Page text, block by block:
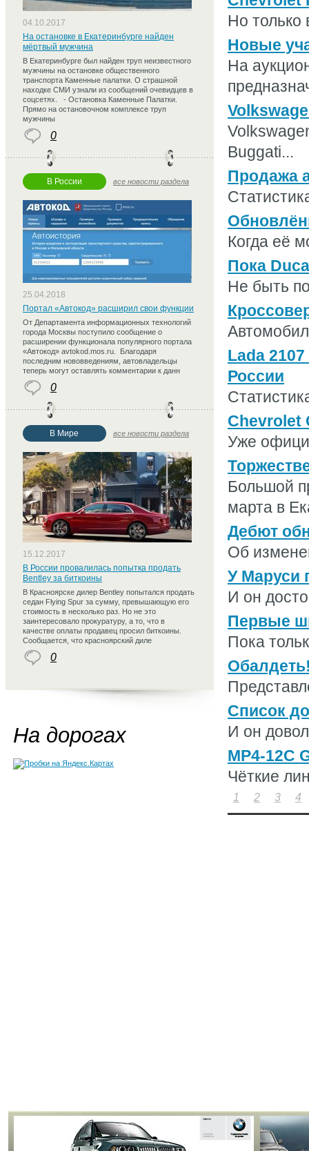
Но только
Новые
На
Buggati...
Продажа
Когда её
Пока
Не быть
Lada
России
Chevrolet
Уже
Большой
марта в
Дебют
Об
У Маруси
И он
Первые
Пока
Список
И он
MP4-12C
Чёткие
1 2 3 4
04.10.2017
На остановке в Екатеринбурге найден
мёртвый мужчина
В Екатеринбурге был найден труп неизвестного
мужчины на остановке общественного
транспорта Каменные палатки. О страшной
находке СМИ узнали из сообщений очевидцев в
соцсетях. - Остановка Каменные Палатки.
Прямо на остановочном комплексе труп
мужчины
0
В России все новости раздела
25.04.2018
Портал «Автокод» расширил свои функции
От Департамента информационных технологий
города Москвы поступило сообщение о
расширении функционала популярного портала
«Автокод» avtokod.mos.ru. Благодаря
последним нововведениям, автовладельцы
теперь могут оставлять комментарии к данн
0
В Мире все новости раздела
15.12.2017
В России провалилась попытка продать
Bentley за биткоины
В Красноярске дилер Bentley попытался продать
седан Flying Spur за сумму, превышающую его
стоимость в несколько раз. Но не это
заинтересовало прокуратуру, а то, что в
качестве оплаты продавец просил биткоины.
Сообщается, что красноярский диле
0
На дорогах